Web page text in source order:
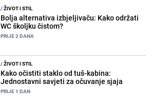
/ŽIVOT I STIL
Bolja alternativa izbjeljivaču: Kako održati
WC školjku čistom?
PRIJE 2 DANA
/ŽIVOT I STIL
Kako očistiti staklo od tuš-kabina:
Jednostavni savjeti za očuvanje sjaja
PRIJE 1 DAN